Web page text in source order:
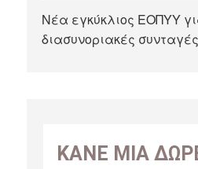
Νέα εγκύκλιος ΕΟΠΥΥ
διασυνοριακές
ΚΑΝΕ ΜΙΑ